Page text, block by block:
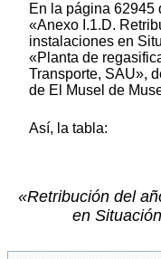
En la página 62945
«Anexo I.1.D.
instalaciones en
«Planta de
Transporte, SAU»,
de El Musel de
Así, la tabla:
«Retribución del
en